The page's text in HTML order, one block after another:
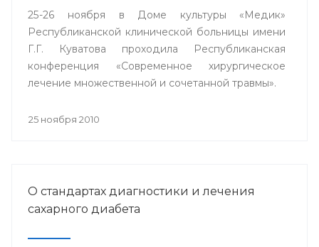
25-26 ноября в Доме культуры «Медик»
Республиканской клинической больницы имени
Г.Г. Куватова проходила Республиканская
конференция «Современное хирургическое
лечение множественной и сочетанной травмы».
25 ноября 2010
О стандартах диагностики и лечения
сахарного диабета